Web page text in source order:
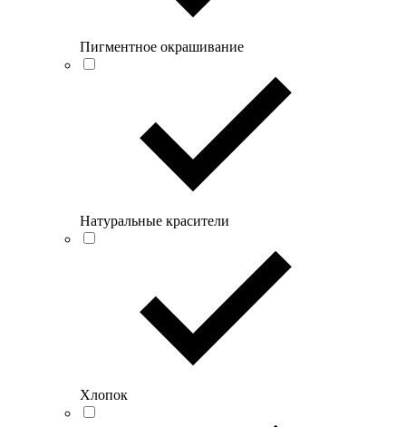
Пигментное окрашивание
Натуральные красители
Хлопок